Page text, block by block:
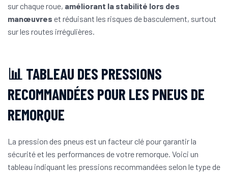
sur chaque roue, améliorant la stabilité lors des
manœuvres et réduisant les risques de basculement, surtout
sur les routes irrégulières.
📊 TABLEAU DES PRESSIONS
RECOMMANDÉES POUR LES PNEUS DE
REMORQUE
La pression des pneus est un facteur clé pour garantir la
sécurité et les performances de votre remorque. Voici un
tableau indiquant les pressions recommandées selon le type de